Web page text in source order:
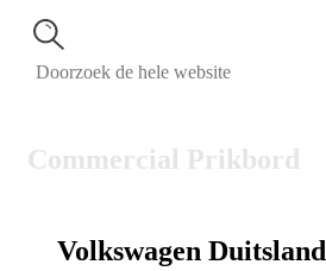
Commercial Prikbord
Volkswagen Duitsland